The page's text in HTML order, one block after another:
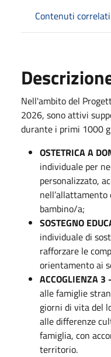
Contenuti correlati
Nell'ambito del
2026, sono attivi
durante i primi 1000
OSTETRICA A
individuale per
personalizzato,
nell’allattamento
bambino/a;
SOSTEGNO
individuale di
rafforzare le
orientamento ai
ACCOGLIENZA
alle famiglie
giorni di vita del
alle differenze
famiglia, con
territorio.